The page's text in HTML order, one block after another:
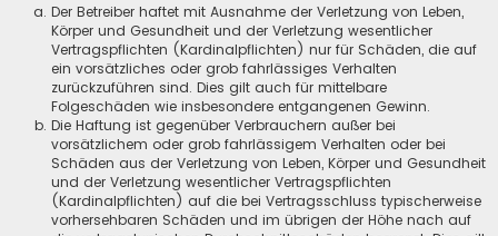
Der Betreiber haftet mit Ausnahme der Verletzung von Leben,
Körper und Gesundheit und der Verletzung wesentlicher
Vertragspflichten (Kardinalpflichten) nur für Schäden, die auf
ein vorsätzliches oder grob fahrlässiges Verhalten
zurückzuführen sind. Dies gilt auch für mittelbare
Folgeschäden wie insbesondere entgangenen Gewinn.
Die Haftung ist gegenüber Verbrauchern außer bei
vorsätzlichem oder grob fahrlässigem Verhalten oder bei
Schäden aus der Verletzung von Leben, Körper und Gesundheit
und der Verletzung wesentlicher Vertragspflichten
(Kardinalpflichten) auf die bei Vertragsschluss typischerweise
vorhersehbaren Schäden und im übrigen der Höhe nach auf